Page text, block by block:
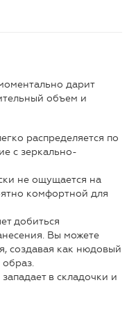
дарит
объем и
распределяется по
с зеркально-
не ощущается на
комфортной для
добиться
Вы можете
создавая как нюдовый
образ.
в складочки и